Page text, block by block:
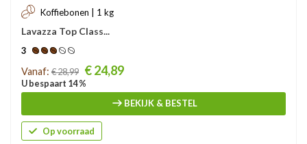
Koffiebonen | 1 kg
Lavazza Top Class...
3
Prijs
Vanaf: € 28,99 € 24,89
U bespaart 14 %
BEKIJK & BESTEL
Op voorraad